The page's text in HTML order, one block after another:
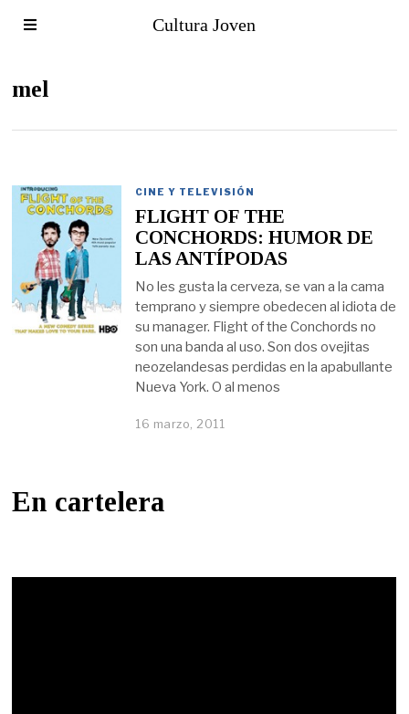
Cultura Joven
mel
CINE Y TELEVISIÓN
FLIGHT OF THE
CONCHORDS: HUMOR DE
LAS ANTÍPODAS
No les gusta la cerveza, se van a la cama
temprano y siempre obedecen al idiota de
su manager. Flight of the Conchords no
son una banda al uso. Son dos ovejitas
neozelandesas perdidas en la apabullante
Nueva York. O al menos
16 marzo, 2011
En cartelera